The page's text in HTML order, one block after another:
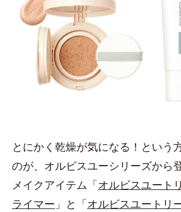
とにかく乾燥が気になる！という
のが、オルビスユーシリーズから
メイクアイテム「オルビスユート
ライマー 」と「オルビスユートリ